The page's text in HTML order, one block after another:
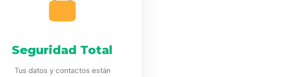
Seguridad Total
Tus datos y contactos están